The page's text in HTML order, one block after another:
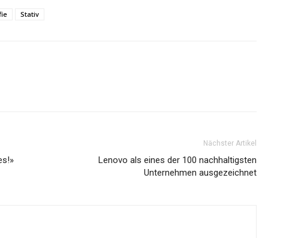
Stativ
Nächster Artikel
Lenovo als eines der 100 nachhaltigsten
Unternehmen ausgezeichnet